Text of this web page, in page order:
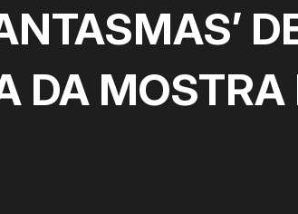
DA MOSTRA